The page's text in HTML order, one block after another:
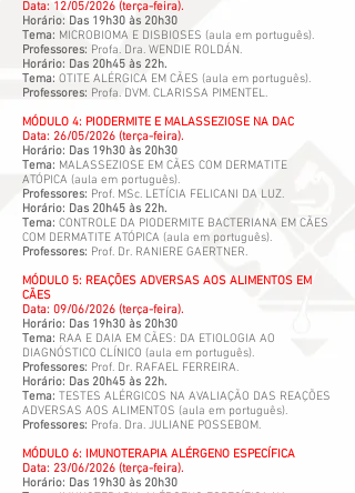
Data: 12/05/2026 (terça-feira).
Horário: Das 19h30 às 20h30
Tema: MICROBIOMA E DISBIOSES (aula em português).
Professores: Profa. Dra. WENDIE ROLDÁN.
Horário: Das 20h45 às 22h.
Tema: OTITE ALÉRGICA EM CÃES (aula em português).
Professores: Profa. DVM. CLARISSA PIMENTEL.
MÓDULO 4: PIODERMITE E MALASSEZIOSE NA DAC
Data: 26/05/2026 (terça-feira).
Horário: Das 19h30 às 20h30
Tema: MALASSEZIOSE EM CÃES COM DERMATITE
ATÓPICA (aula em português).
Professores: Prof. MSc. LETÍCIA FELICANI DA LUZ.
Horário: Das 20h45 às 22h.
Tema: CONTROLE DA PIODERMITE BACTERIANA EM CÃES
COM DERMATITE ATÓPICA (aula em português).
Professores: Prof. Dr. RANIERE GAERTNER.
MÓDULO 5: REAÇÕES ADVERSAS AOS ALIMENTOS EM
CÃES
Data: 09/06/2026 (terça-feira).
Horário: Das 19h30 às 20h30
Tema: RAA E DAIA EM CÃES: DA ETIOLOGIA AO
DIAGNÓSTICO CLÍNICO (aula em português).
Professores: Prof. Dr. RAFAEL FERREIRA.
Horário: Das 20h45 às 22h.
Tema: TESTES ALÉRGICOS NA AVALIAÇÃO DAS REAÇÕES
ADVERSAS AOS ALIMENTOS (aula em português).
Professores: Profa. Dra. JULIANE POSSEBOM.
MÓDULO 6: IMUNOTERAPIA ALÉRGENO ESPECÍFICA
Data: 23/06/2026 (terça-feira).
Horário: Das 19h30 às 20h30